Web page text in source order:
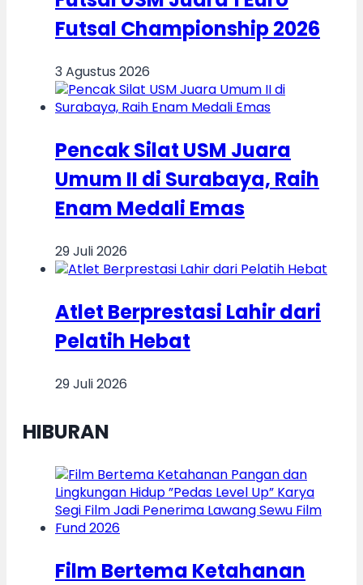
Futsal Championship 2026
3 Agustus 2026
Pencak Silat USM Juara
Umum II di Surabaya, Raih
Enam Medali Emas
29 Juli 2026
Atlet Berprestasi Lahir dari
Pelatih Hebat
29 Juli 2026
HIBURAN
Film Bertema Ketahanan